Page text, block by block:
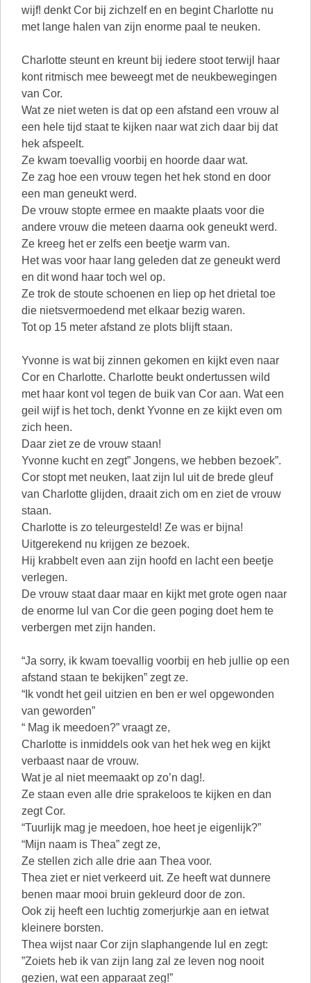
wijf! denkt Cor bij zichzelf en en begint Charlotte nu
met lange halen van zijn enorme paal te neuken.
Charlotte steunt en kreunt bij iedere stoot terwijl haar
kont ritmisch mee beweegt met de neukbewegingen
van Cor.
Wat ze niet weten is dat op een afstand een vrouw al
een hele tijd staat te kijken naar wat zich daar bij dat
hek afspeelt.
Ze kwam toevallig voorbij en hoorde daar wat.
Ze zag hoe een vrouw tegen het hek stond en door
een man geneukt werd.
De vrouw stopte ermee en maakte plaats voor die
andere vrouw die meteen daarna ook geneukt werd.
Ze kreeg het er zelfs een beetje warm van.
Het was voor haar lang geleden dat ze geneukt werd
en dit wond haar toch wel op.
Ze trok de stoute schoenen en liep op het drietal toe
die nietsvermoedend met elkaar bezig waren.
Tot op 15 meter afstand ze plots blijft staan.
Yvonne is wat bij zinnen gekomen en kijkt even naar
Cor en Charlotte. Charlotte beukt ondertussen wild
met haar kont vol tegen de buik van Cor aan. Wat een
geil wijf is het toch, denkt Yvonne en ze kijkt even om
zich heen.
Daar ziet ze de vrouw staan!
Yvonne kucht en zegt” Jongens, we hebben bezoek”.
Cor stopt met neuken, laat zijn lul uit de brede gleuf
van Charlotte glijden, draait zich om en ziet de vrouw
staan.
Charlotte is zo teleurgesteld! Ze was er bijna!
Uitgerekend nu krijgen ze bezoek.
Hij krabbelt even aan zijn hoofd en lacht een beetje
verlegen.
De vrouw staat daar maar en kijkt met grote ogen naar
de enorme lul van Cor die geen poging doet hem te
verbergen met zijn handen.
“Ja sorry, ik kwam toevallig voorbij en heb jullie op een
afstand staan te bekijken” zegt ze.
“Ik vondt het geil uitzien en ben er wel opgewonden
van geworden”
“ Mag ik meedoen?” vraagt ze,
Charlotte is inmiddels ook van het hek weg en kijkt
verbaast naar de vrouw.
Wat je al niet meemaakt op zo’n dag!.
Ze staan even alle drie sprakeloos te kijken en dan
zegt Cor.
“Tuurlijk mag je meedoen, hoe heet je eigenlijk?”
“Mijn naam is Thea” zegt ze,
Ze stellen zich alle drie aan Thea voor.
Thea ziet er niet verkeerd uit. Ze heeft wat dunnere
benen maar mooi bruin gekleurd door de zon.
Ook zij heeft een luchtig zomerjurkje aan en ietwat
kleinere borsten.
Thea wijst naar Cor zijn slaphangende lul en zegt:
”Zoiets heb ik van zijn lang zal ze leven nog nooit
gezien, wat een apparaat zeg!”